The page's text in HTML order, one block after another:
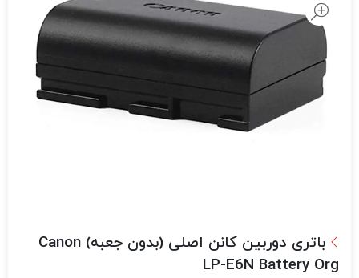
باتری دوربین کانن اصلی (بدون جعبه) Canon
LP-E6N Battery Org